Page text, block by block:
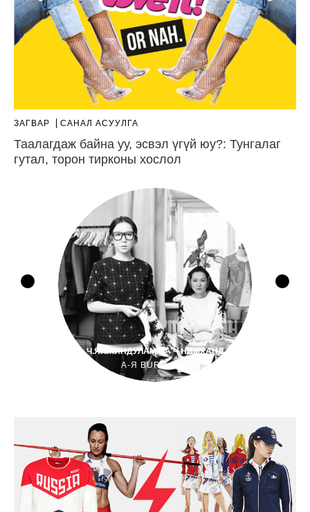
ЗАГВАР САНАЛ АСУУЛГА
Таалагдаж байна уу, эсвэл үгүй юу?: Тунгалаг
гутал, торон тирконы хослол
Ч.ЯНЖИНДУЛАМ БА Ч.НЯМХАНД
А-Я BURO 24/7